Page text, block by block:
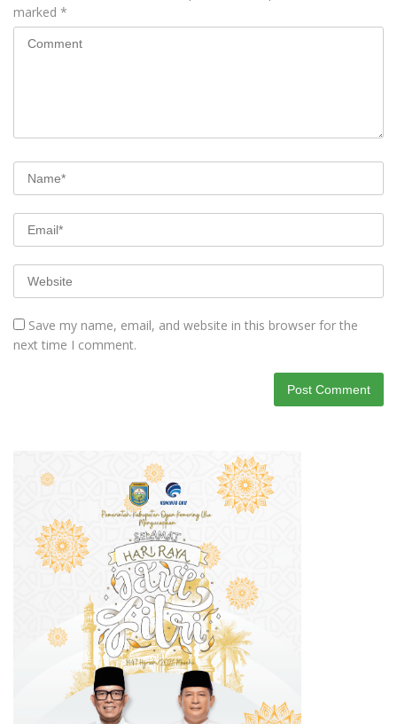
marked *
Save my name, email, and website in this browser for the
next time I comment.